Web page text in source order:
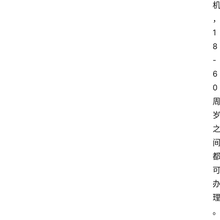
机
，
1
8
-
6
0
周
岁
之
间
都
可
办
理
。